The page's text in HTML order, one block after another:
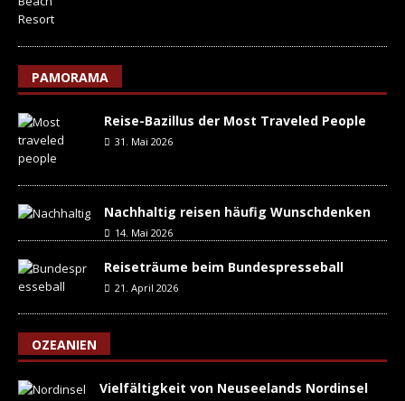
PAMORAMA
Reise-Bazillus der Most Traveled People
31. Mai 2026
Nachhaltig reisen häufig Wunschdenken
14. Mai 2026
Reiseträume beim Bundespresseball
21. April 2026
OZEANIEN
Vielfältigkeit von Neuseelands Nordinsel